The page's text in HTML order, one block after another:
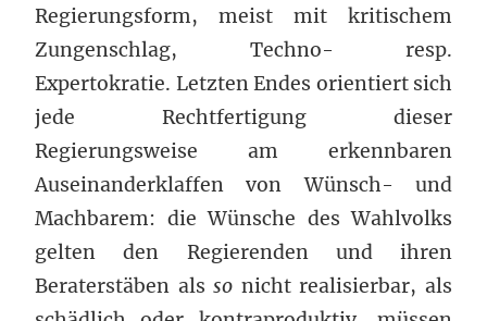
Regierungsform, meist mit kritischem
Zungenschlag, Techno- resp.
Expertokratie. Letzten Endes orientiert sich
jede Rechtfertigung dieser
Regierungsweise am erkennbaren
Auseinanderklaffen von Wünsch- und
Machbarem: die Wünsche des Wahlvolks
gelten den Regierenden und ihren
Beraterstäben alsso nicht realisierbar, als